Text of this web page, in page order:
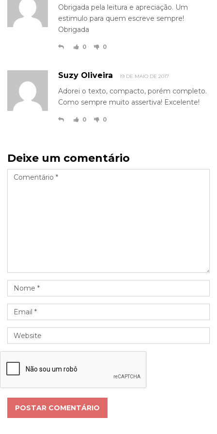
Obrigada pela leitura e apreciação. Um
estimulo para quem escreve sempre!
Obrigada
0 0
Suzy Oliveira 19 DE MAIO DE 2017
Adorei o texto, compacto, porém completo.
Como sempre muito assertiva! Excelente!
0 0
Deixe um comentário
POSTAR COMENTÁRIO